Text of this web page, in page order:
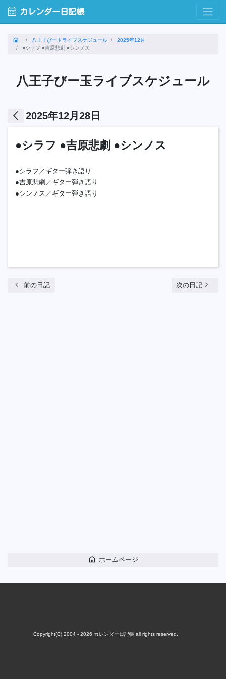
calendar_month カレンダー日記帳
home 八王子びー玉ライブスケジュール
2025年12月
●シラフ ●吉原悲劇 ●シンノス
八王子びー玉ライブスケジュール
arrow_back_ios 2025年12月28日
●シラフ ●吉原悲劇 ●シンノス
●シラフ／ギター弾き語り
●吉原悲劇／ギター弾き語り
●シンノス／ギター弾き語り
chevron_left 前の日記 次の日記 navigate_next
home ホームページ
Copyright(C) 2004 - 2026 カレンダー日記帳all rights reserved.